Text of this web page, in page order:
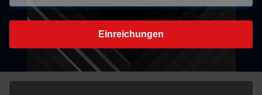
Einreichungen